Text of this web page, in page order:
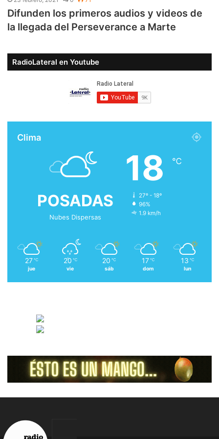
Difunden los primeros audios y videos de
la llegada del Perseverance a Marte
RadioLateral en Youtube
Clima
POSADAS
Nubes Dispersas
18 ℃
27º - 18º
96%
1.9 km/h
27 ℃
jue
20 ℃
vie
20 ℃
sáb
17 ℃
dom
13 ℃
lun